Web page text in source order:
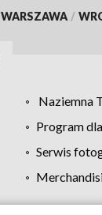
WARSZAWA /
Naziemna
Program
Serwis